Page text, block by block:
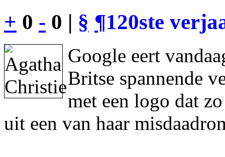
+ 0 - 0 | § ¶120ste
Google eert
Britse spannende
met een logo dat
uit een van haar